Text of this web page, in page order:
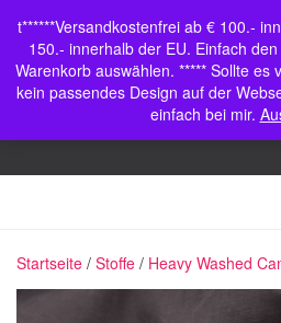
t******Versandkostenfrei ab € 100.-
150.- innerhalb der EU. Einfach
Warenkorb auswählen. ***** Sollte es
kein passendes Design auf der
einfach bei mir.
Warenkorb
Startseite / Stoffe / Heavy Washed